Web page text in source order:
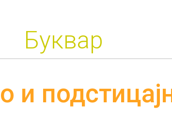
Буквар
и